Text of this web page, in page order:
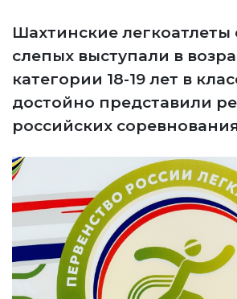
Шахтинские легкоатлеты
слепых выступали в
категории 18-19 лет в
достойно представили
российских